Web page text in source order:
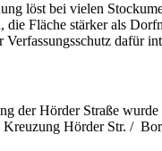
löst bei vielen
Fläche stärker als
dafür
der Hörder Straße wurde
Hörder Str. /